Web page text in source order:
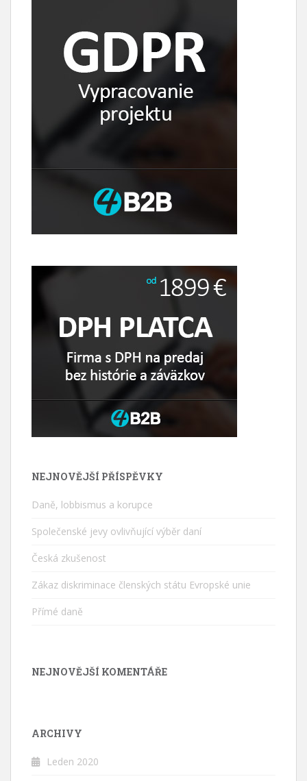
NEJNOVĚJŠÍ PŘÍSPĚVKY
Daně, lobbismus a korupce
Společenské jevy ovlivňující výběr daní
Česká zkušenost
Zákaz diskriminace členských státu Evropské unie
Přímé daně
NEJNOVĚJŠÍ KOMENTÁŘE
ARCHIVY
Leden 2020